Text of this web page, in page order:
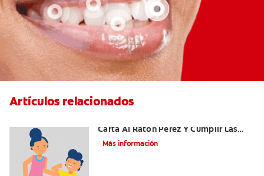
Artículos relacionados
Carta Al Ratón Pérez Y Cumplir Las
Fantasías De Su Hijo/A
Más información